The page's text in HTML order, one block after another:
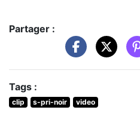
Partager :
Tags :
clip s-pri-noir video